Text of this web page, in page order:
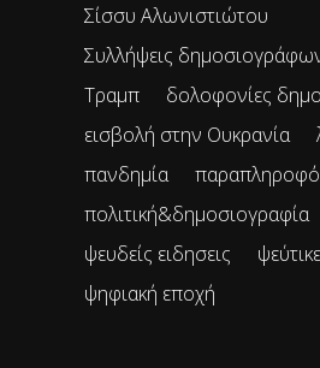
Σίσσυ Αλωνιστιώτου
Συλλήψεις
Τραμπ
δολοφονίες
εισβολή στην Ουκρανία
πανδημία
πολιτική&δημοσιογραφία
ψευδείς ειδησεις
ψηφιακή εποχή